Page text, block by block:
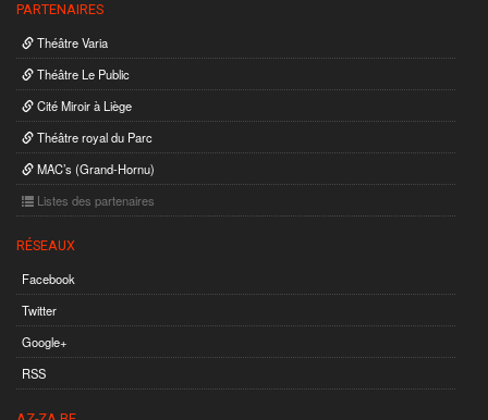
PARTENAIRES
Théâtre Varia
Théâtre Le Public
Cité Miroir à Liège
Théâtre royal du Parc
MAC’s (Grand-Hornu)
Listes des partenaires
RÉSEAUX
Facebook
Twitter
Google+
RSS